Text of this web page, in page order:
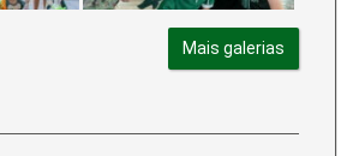
Mais galerias